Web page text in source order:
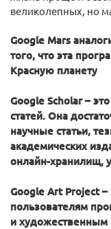
великолепных, но
Google Mars
того, что эта
Красную планету
Google Scholar –
статей. Она
научные статьи,
академических
онлайн-хранилищ,
Google Art Project
пользователям
и художественным